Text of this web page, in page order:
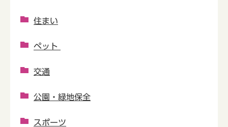
住まい
ペット
交通
公園・緑地保全
スポーツ